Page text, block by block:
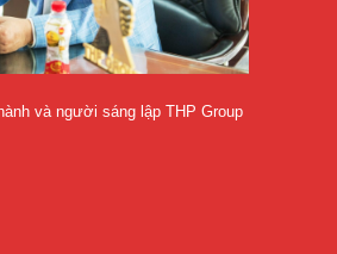
và người sáng lập THP Group